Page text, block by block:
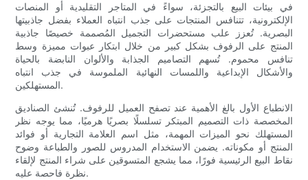
في بيئات البيع بالتجزئة، سواءً في المتاجر التقليدية أو المنصات
الإلكترونية، تتنافس المنتجات على جذب انتباه العملاء بفضل جاذبيتها
البصرية. تُعزز علب مستحضرات التجميل المُصممة خصيصًا جاذبية
المنتج على الرفوف بشكل كبير من خلال ابتكار عبوات مميزة وسط
تنافس محموم. تُسهم التصاميم الجذابة والألوان النابضة بالحياة
والأشكال الإبداعية واللمسات النهائية الملموسة في جذب انتباه
المستهلكين.
الانطباع الأول بالغ الأهمية عند تصفح العميل للرفوف. تُنشئ الصناديق
المخصصة ذات التصميم المبتكر تسلسلًا بصريًا هرميًا، مما يوجه نظر
المستهلك نحو الميزات المهمة، مثل اسم العلامة التجارية أو فوائد
المنتج أو مكوناته. يضمن الاستخدام المدروس للصور والطباعة وضوح
نقاط البيع الرئيسية فورًا، مما يشجع المتسوقين على شراء المنتج لإلقاء
نظرة فاحصة عليه.